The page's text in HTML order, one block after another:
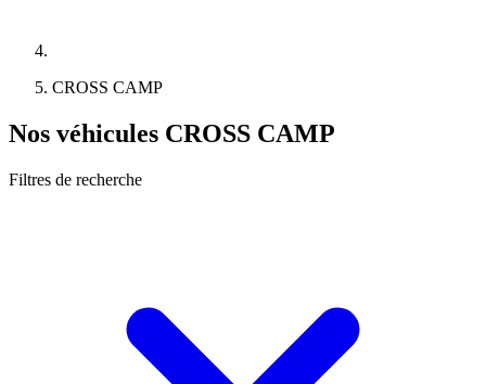
CROSS CAMP
Nos véhicules CROSS CAMP
Filtres de recherche